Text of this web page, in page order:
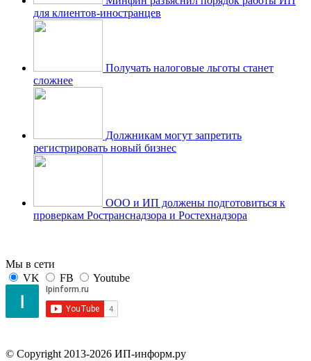
для клиентов-иностранцев
Получать налоговые льготы станет
сложнее
Должникам могут запретить
регистрировать новый бизнес
ООО и ИП должены подготовиться к
проверкам Ространснадзора и Ростехнадзора
Мы в сети
VK
FB Youtube
© Copyright 2013-2026 ИП-информ.ру